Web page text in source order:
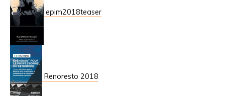
epim2018teaser
Renoresto 2018